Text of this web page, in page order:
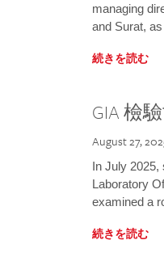
managing
and Surat,
続きを読む
GIA 檢
August 27,
In July 2025,
Laboratory
examined a
続きを読む